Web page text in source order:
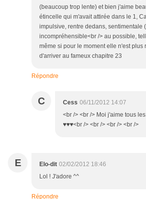
(beaucoup trop lente) et bien j'aime
étincelle qui m'avait attirée dans le 1,
impulsive, rentre dedans, sentimentale
incompréhensible<br /> au possible,
même si pour le moment elle n'est plus
d'arriver au fameux chapitre 23
Répondre
C Cess 06/11/2012 14:07
<br /> <br /> Moi j'aime tous
♥♥♥<br /> <br /> <br /> <br />
E Elo-dit 02/02/2012 18:46
Lol ! J'adore ^^
Répondre